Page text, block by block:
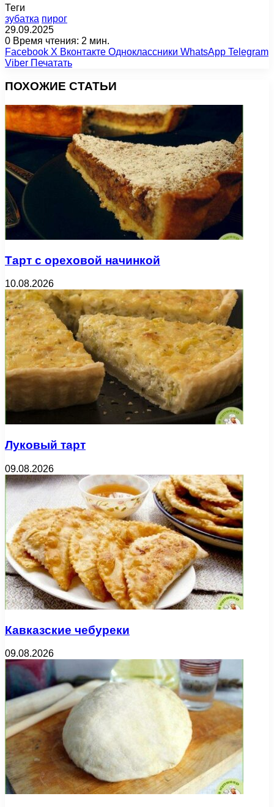
Теги
зубатка пирог
29.09.2025
0 Время чтения: 2 мин.
Facebook X Вконтакте Одноклассники WhatsApp Telegram
Viber Печатать
ПОХОЖИЕ СТАТЬИ
Тарт с ореховой начинкой
10.08.2026
Луковый тарт
09.08.2026
Кавказские чебуреки
09.08.2026